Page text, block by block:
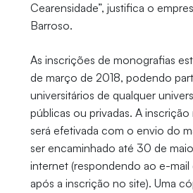
Cearensidade”, justifica o
Barroso.
As inscrições de monografias
de março de 2018, podendo
universitários de qualquer
públicas ou privadas. A
será efetivada com o envio do
ser encaminhado até 30 de
internet (respondendo ao e-mail
após a inscrição no site). Uma